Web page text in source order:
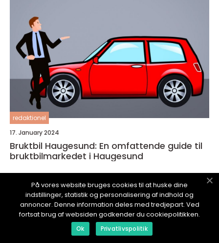
redaktionel
17. January 2024
Bruktbil Haugesund: En omfattende guide til
bruktbilmarkedet i Haugesund
NYHETERBIL.no
På vores website bruges cookies til at huske dine
indstillinger, statistik og personalisering af indhold og
annoncer. Denne information deles med tredjepart. Ved
fortsat brug af websiden godkender du cookiepolitikken.
Ok Privatlivspolitik